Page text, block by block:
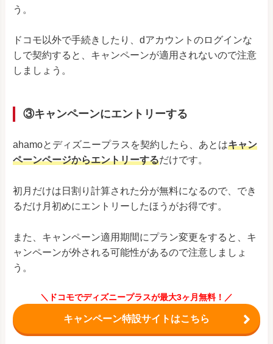
う。
ドコモ以外で手続きしたり、dアカウントのログインな
しで契約すると、キャンペーンが適用されないので注意
しましょう。
③キャンペーンにエントリーする
ahamoとディズニープラスを契約したら、あとはキャン
ペーンページからエントリーするだけです。
初月だけは日割り計算された分が無料になるので、でき
るだけ月初めにエントリーしたほうがお得です。
また、キャンペーン適用期間にプラン変更をすると、キ
ャンペーンが外される可能性があるので注意しましょ
う。
＼ドコモでディズニープラスが最大3ヶ月無料！／
キャンペーン特設サイトはこちら